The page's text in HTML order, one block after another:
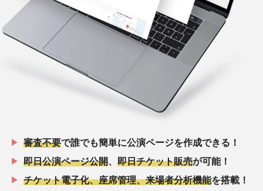
審査不要で誰でも簡単に公演ページを作成できる！
即日公演ページ公開
即日チケット販売が可能！
チケット電子化、座席管理、来場者分析機能を搭載！